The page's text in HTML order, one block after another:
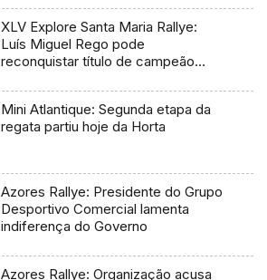
XLV Explore Santa Maria Rallye:
Luís Miguel Rego pode
reconquistar título de campeão
Mini Atlantique: Segunda etapa da
regata partiu hoje da Horta
Azores Rallye: Presidente do Grupo
Desportivo Comercial lamenta
indiferença do Governo
Azores Rallye: Organização acusa